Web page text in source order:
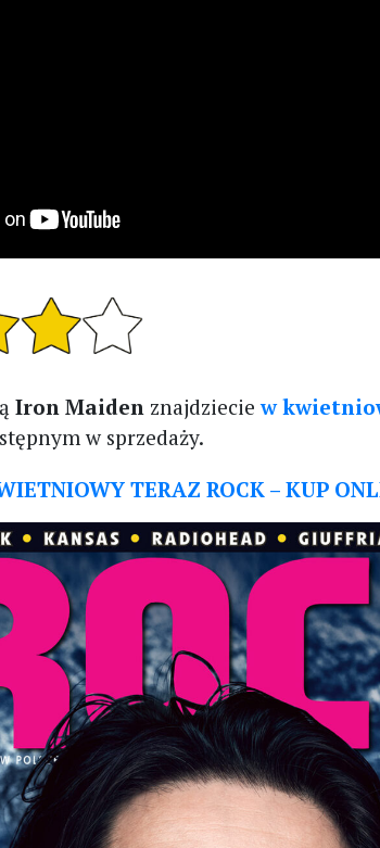
Iron Maiden znajdzieciew
w sprzedaży.
TERAZ ROCK – KUP